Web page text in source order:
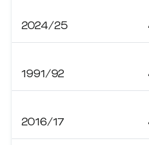
2024/25
1991/92
2016/17